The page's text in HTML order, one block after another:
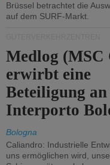
Brüssel betrachtet die
auf dem SURF-Markt.
Medlog (MSC
erwirbt eine
Beteiligung an
Interporto
Bologna
Caliandro: Industrielle
uns ermöglichen wird,